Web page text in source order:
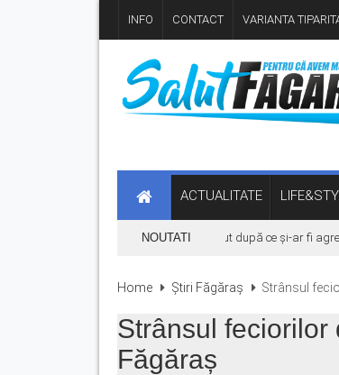
INFO CONTACT VARIANTA
ACTUALITATE
NOUTATI
Bărbat din Victoria, reținut după ce și-ar fi
Home Știri Făgăraș Strânsul
Strânsul feciorilor
Făgăraș